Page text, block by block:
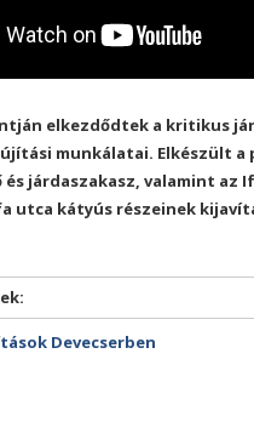
elkezdődtek a kritikus
munkálatai. Elkészült a
és járdaszakasz, valamint az
utca kátyús részeinek
Devecserben